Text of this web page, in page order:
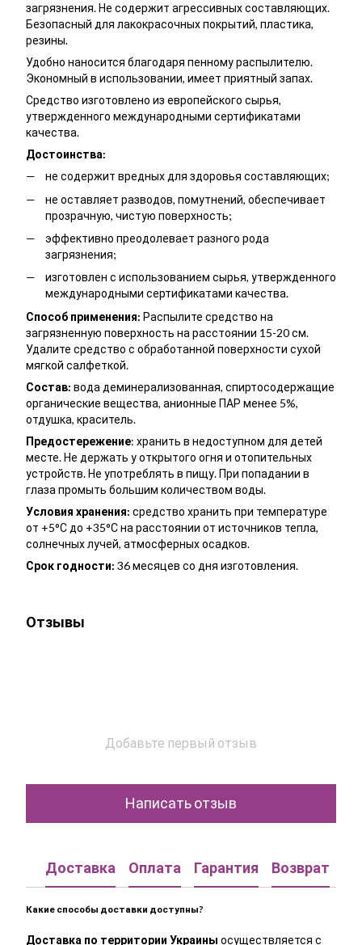
загрязнения. Не содержит агрессивных составляющих.
Безопасный для лакокрасочных покрытий, пластика,
резины.
Удобно наносится благодаря пенному распылителю.
Экономный в использовании, имеет приятный запах.
Средство изготовлено из европейского сырья,
утвержденного международными сертификатами
качества.
Достоинства:
не содержит вредных для здоровья составляющих;
не оставляет разводов, помутнений, обеспечивает
прозрачную, чистую поверхность;
эффективно преодолевает разного рода
загрязнения;
изготовлен с использованием сырья, утвержденного
международными сертификатами качества.
Способ применения: Распылите средство на
загрязненную поверхность на расстоянии 15-20 см.
Удалите средство с обработанной поверхности сухой
мягкой салфеткой.
Состав: вода деминерализованная, спиртосодержащие
органические вещества, анионные ПАР менее 5%,
отдушка, краситель.
Предостережение: хранить в недоступном для детей
месте. Не держать у открытого огня и отопительных
устройств. Не употреблять в пищу. При попадании в
глаза промыть большим количеством воды.
Условия хранения: средство хранить при температуре
от +5°С до +35°С на расстоянии от источников тепла,
солнечных лучей, атмосферных осадков.
Срок годности: 36 месяцев со дня изготовления.
Отзывы
Добавьте первый отзыв
Написать отзыв
Доставка Оплата Гарантия Возврат
Какие способы доставки доступны?
Доставка по территории Украины осуществляется с